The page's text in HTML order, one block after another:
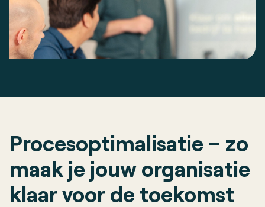
Procesoptimalisatie – zo
maak je jouw organisatie
klaar voor de toekomst